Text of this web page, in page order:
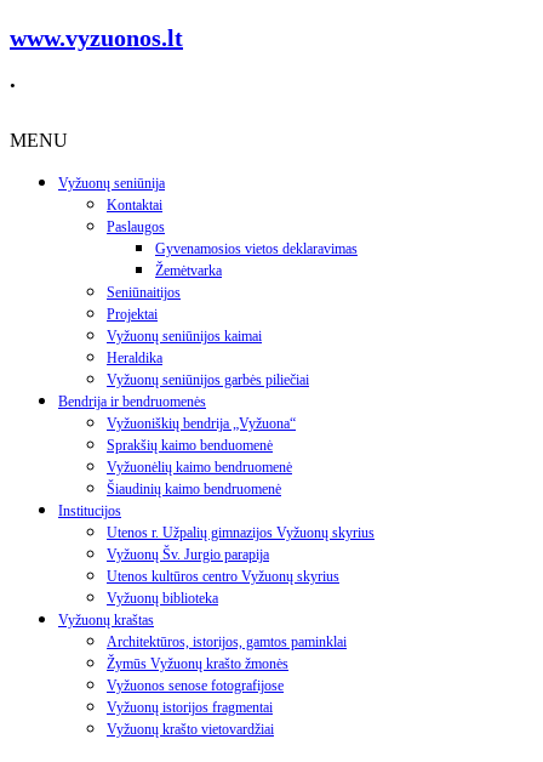
www.vyzuonos.lt
.
MENU
Vyžuonų seniūnija
Kontaktai
Paslaugos
Gyvenamosios vietos deklaravimas
Žemėtvarka
Seniūnaitijos
Projektai
Vyžuonų seniūnijos kaimai
Heraldika
Vyžuonų seniūnijos garbės piliečiai
Bendrija ir bendruomenės
Vyžuoniškių bendrija „Vyžuona“
Sprakšių kaimo benduomenė
Vyžuonėlių kaimo bendruomenė
Šiaudinių kaimo bendruomenė
Institucijos
Utenos r. Užpalių gimnazijos Vyžuonų skyrius
Vyžuonų Šv. Jurgio parapija
Utenos kultūros centro Vyžuonų skyrius
Vyžuonų biblioteka
Vyžuonų kraštas
Architektūros, istorijos, gamtos paminklai
Žymūs Vyžuonų krašto žmonės
Vyžuonos senose fotografijose
Vyžuonų istorijos fragmentai
Vyžuonų krašto vietovardžiai